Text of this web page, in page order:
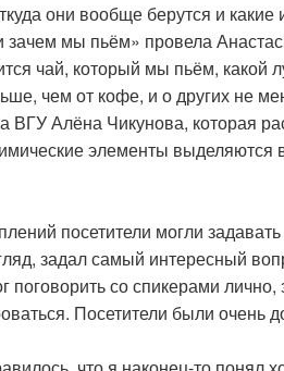
они вообще берутся и
зачем мы пьём» провела
чай, который мы пьём, какой
чем от кофе, и о других не
ВГУ Алёна Чикунова, которая
элементы выделяются
посетители могли
задал самый интересный
поговорить со спикерами
Посетители были очень